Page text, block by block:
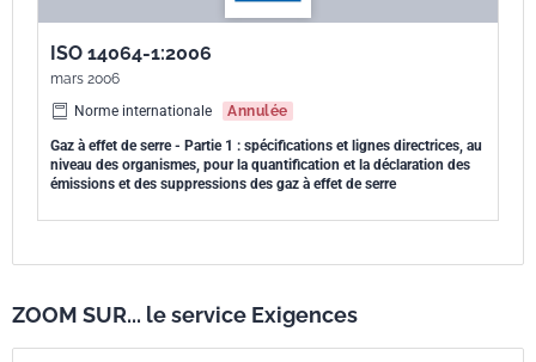
ISO 14064-1:2006
mars 2006
Norme internationale
Annulée
Gaz à effet de serre - Partie 1 : spécifications et lignes directrices, au
niveau des organismes, pour la quantification et la déclaration des
émissions et des suppressions des gaz à effet de serre
ZOOM SUR... le service Exigences